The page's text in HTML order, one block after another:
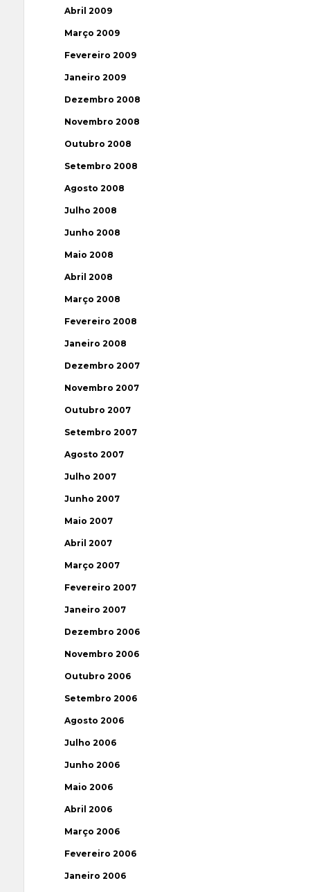
Abril 2009
Março 2009
Fevereiro 2009
Janeiro 2009
Dezembro 2008
Novembro 2008
Outubro 2008
Setembro 2008
Agosto 2008
Julho 2008
Junho 2008
Maio 2008
Abril 2008
Março 2008
Fevereiro 2008
Janeiro 2008
Dezembro 2007
Novembro 2007
Outubro 2007
Setembro 2007
Agosto 2007
Julho 2007
Junho 2007
Maio 2007
Abril 2007
Março 2007
Fevereiro 2007
Janeiro 2007
Dezembro 2006
Novembro 2006
Outubro 2006
Setembro 2006
Agosto 2006
Julho 2006
Junho 2006
Maio 2006
Abril 2006
Março 2006
Fevereiro 2006
Janeiro 2006